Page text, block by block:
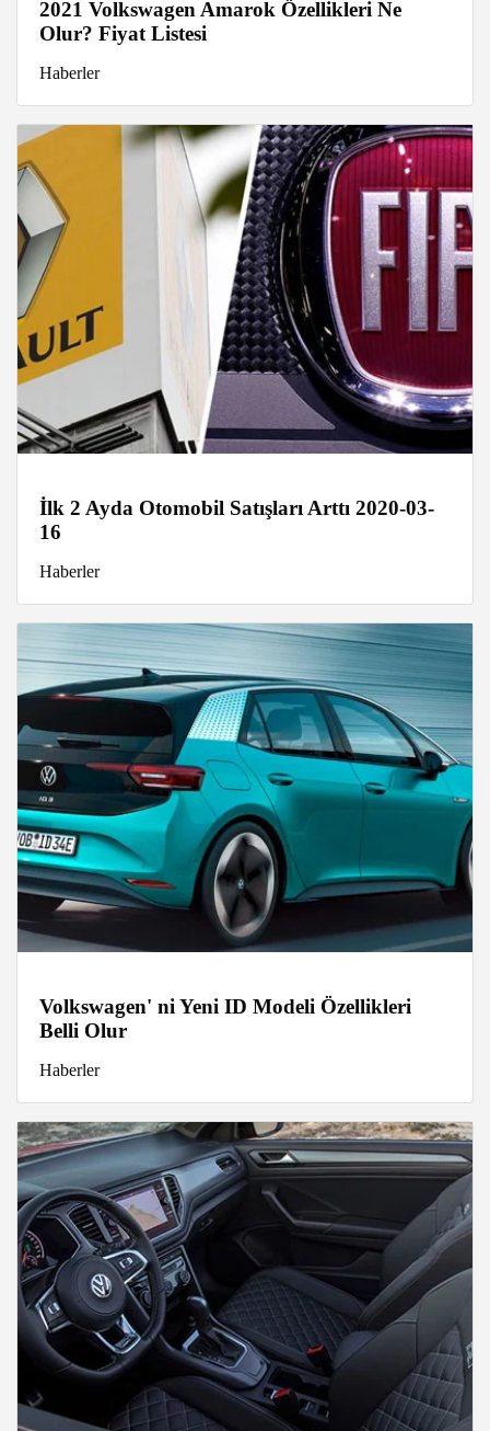
2021 Volkswagen Amarok Özellikleri Ne
Olur? Fiyat Listesi
Haberler
İlk 2 Ayda Otomobil Satışları Arttı 2020-03-
16
Haberler
Volkswagen' ni Yeni ID Modeli Özellikleri
Belli Olur
Haberler